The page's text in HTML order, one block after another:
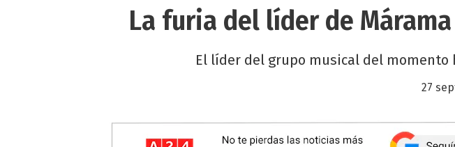
La furia del líder de
El líder del grupo musical del momento
27